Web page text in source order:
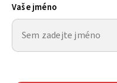
Vaše jméno